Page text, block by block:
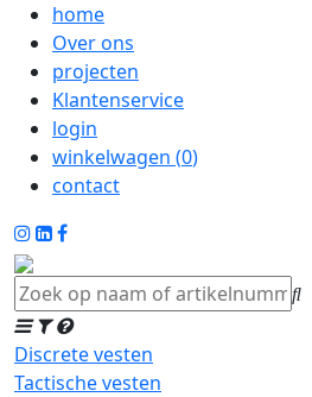
home
Over ons
projecten
Klantenservice
login
winkelwagen (0)
contact
Discrete vesten
Tactische vesten